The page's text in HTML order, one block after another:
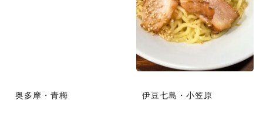
奥多摩・青梅 伊豆七島・小笠原